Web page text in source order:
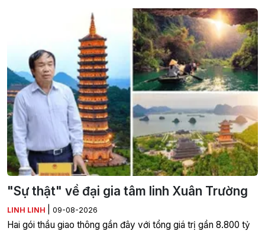
"Sự thật" về đại gia tâm linh Xuân Trường
LINH LINH 09-08-2026
Hai gói thầu giao thông gần đây với tổng giá trị gần 8.800 tỷ